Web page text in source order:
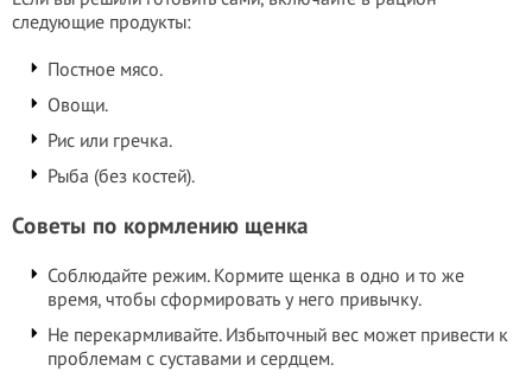
следующие продукты:
Постное мясо.
Овощи.
Рис или гречка.
Рыба (без костей).
Советы по кормлению щенка
Соблюдайте режим. Кормите щенка в одно и то же
время, чтобы сформировать у него привычку.
Не перекармливайте. Избыточный вес может привести к
проблемам с суставами и сердцем.